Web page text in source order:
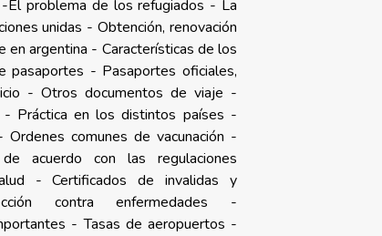
El problema de los refugiados - La
unidas - Obtención, renovación
en argentina - Características de los
pasaportes - Pasaportes oficiales,
- Otros documentos de viaje -
- Práctica en los distintos países -
comunes de vacunación -
acuerdo con las regulaciones
- Certificados de invalidas y
contra enfermedades -
- Tasas de aeropuertos -